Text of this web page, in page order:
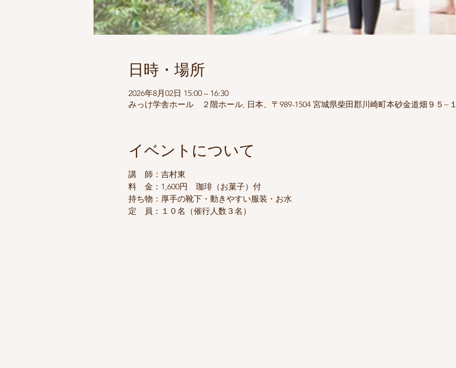
日時・場所
2026年8月02日 15:00 – 16:30
みっけ学舎ホール ２階ホール, 日本、〒989-1504 宮城県柴田郡川崎町本砂金道畑９５−１
イベントについて
講　師：吉村東
料　金：1,600円　珈琲（お菓子）付
持ち物：厚手の靴下・動きやすい服装・お水
定　員：１０名（催行人数３名）